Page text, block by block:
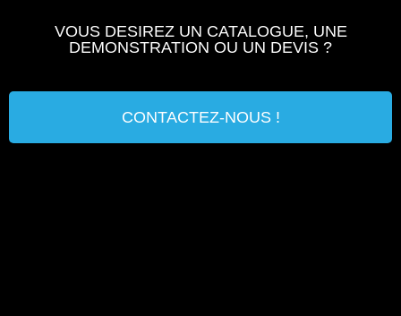
VOUS DESIREZ UN CATALOGUE, UNE
DEMONSTRATION OU UN DEVIS ?
CONTACTEZ-NOUS !